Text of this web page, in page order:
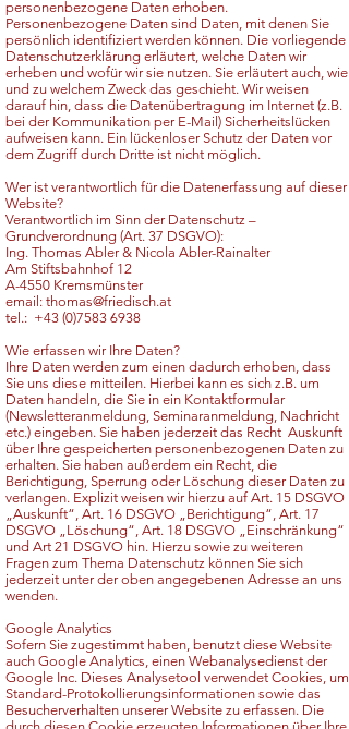
personenbezogene Daten erhoben.
Personenbezogene Daten sind Daten, mit denen Sie
persönlich identifiziert werden können. Die vorliegende
Datenschutzerklärung erläutert, welche Daten wir
erheben und wofür wir sie nutzen. Sie erläutert auch, wie
und zu welchem Zweck das geschieht. Wir weisen
darauf hin, dass die Datenübertragung im Internet (z.B.
bei der Kommunikation per E-Mail) Sicherheitslücken
aufweisen kann. Ein lückenloser Schutz der Daten vor
dem Zugriff durch Dritte ist nicht möglich.
Wer ist verantwortlich für die Datenerfassung auf dieser
Website?
Verantwortlich im Sinn der Datenschutz –
Grundverordnung (Art. 37 DSGVO):
Ing. Thomas Abler & Nicola Abler-Rainalter
Am Stiftsbahnhof 12
A-4550 Kremsmünster
email: thomas@friedisch.at
tel.: +43 (0)7583 6938
Wie erfassen wir Ihre Daten?
Ihre Daten werden zum einen dadurch erhoben, dass
Sie uns diese mitteilen. Hierbei kann es sich z.B. um
Daten handeln, die Sie in ein Kontaktformular
(Newsletteranmeldung, Seminaranmeldung, Nachricht
etc.) eingeben. Sie haben jederzeit das Recht Auskunft
über Ihre gespeicherten personenbezogenen Daten zu
erhalten. Sie haben außerdem ein Recht, die
Berichtigung, Sperrung oder Löschung dieser Daten zu
verlangen. Explizit weisen wir hierzu auf Art. 15 DSGVO
„Auskunft“, Art. 16 DSGVO „Berichtigung“, Art. 17
DSGVO „Löschung“, Art. 18 DSGVO „Einschränkung“
und Art 21 DSGVO hin. Hierzu sowie zu weiteren
Fragen zum Thema Datenschutz können Sie sich
jederzeit unter der oben angegebenen Adresse an uns
wenden. ​
Google Analytics
Sofern Sie zugestimmt haben, benutzt diese Website
auch Google Analytics, einen Webanalysedienst der
Google Inc. Dieses Analysetool verwendet Cookies, um
Standard-Protokollierungsinformationen sowie das
Besucherverhalten unserer Website zu erfassen. Die